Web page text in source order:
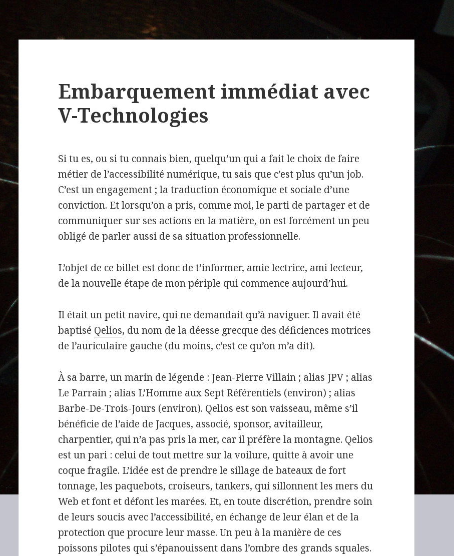
Embarquement immédiat avec
V-Technologies
Si tu es, ou si tu connais bien, quelqu’un qui a fait le choix de faire
métier de l’accessibilité numérique, tu sais que c’est plus qu’un job.
C’est un engagement ; la traduction économique et sociale d’une
conviction. Et lorsqu’on a pris, comme moi, le parti de partager et de
communiquer sur ses actions en la matière, on est forcément un peu
obligé de parler aussi de sa situation professionnelle.
L’objet de ce billet est donc de t’informer, amie lectrice, ami lecteur,
de la nouvelle étape de mon périple qui commence aujourd’hui.
Il était un petit navire, qui ne demandait qu’à naviguer. Il avait été
baptisé Qelios, du nom de la déesse grecque des déficiences motrices
de l’auriculaire gauche (du moins, c’est ce qu’on m’a dit).
À sa barre, un marin de légende : Jean-Pierre Villain ; alias JPV ; alias
Le Parrain ; alias L’Homme aux Sept Référentiels (environ) ; alias
Barbe-De-Trois-Jours (environ). Qelios est son vaisseau, même s’il
bénéficie de l’aide de Jacques, associé, sponsor, avitailleur,
charpentier, qui n’a pas pris la mer, car il préfère la montagne. Qelios
est un pari : celui de tout mettre sur la voilure, quitte à avoir une
coque fragile. L’idée est de prendre le sillage de bateaux de fort
tonnage, les paquebots, croiseurs, tankers, qui sillonnent les mers du
Web et font et défont les marées. Et, en toute discrétion, prendre soin
de leurs soucis avec l’accessibilité, en échange de leur élan et de la
protection que procure leur masse. Un peu à la manière de ces
poissons pilotes qui s’épanouissent dans l’ombre des grands squales.